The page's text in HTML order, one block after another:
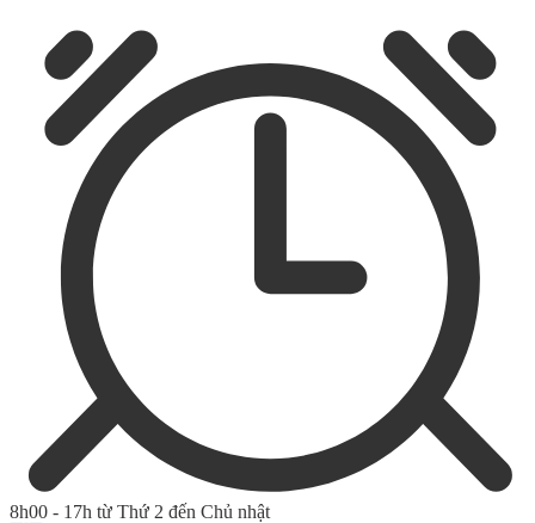
8h00 - 17h từ Thứ 2 đến Chủ nhật